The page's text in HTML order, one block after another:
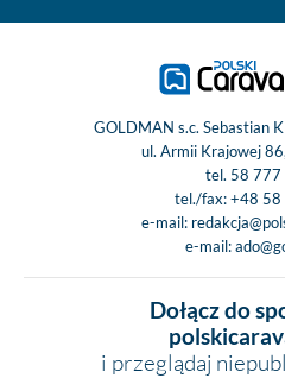
GOLDMAN s.c. Sebastian
ul. Armii Krajowej
tel. 58 777
tel./fax:+48 58
e-mail:
e-mail:
Dołącz do
i przeglądaj